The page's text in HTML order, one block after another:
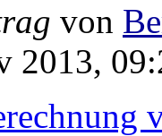
von
2013,